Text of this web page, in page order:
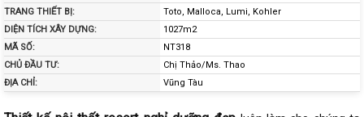
TRANG THIẾT BỊ:
Toto, Malloca, Lumi, Kohler
DIỆN TÍCH XÂY DỰNG:
1027m2
MÃ SỐ:
NT318
CHỦ ĐẦU TƯ:
Chị Thảo/Ms. Thao
ĐỊA CHỈ:
Vũng Tàu